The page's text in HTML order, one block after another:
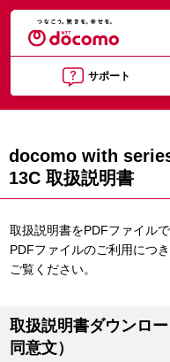
サポート
docomo with
13C 取扱説明書
取扱説明書をPDFファイル
PDFファイルのご利用につき
ご覧ください。
取扱説明書ダウンロ
同意文）